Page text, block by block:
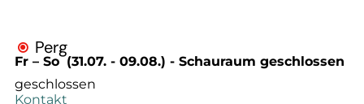
 Perg
Fr – So (31.07. - 09.08.) - Schauraum geschlossen
geschlossen
Kontakt